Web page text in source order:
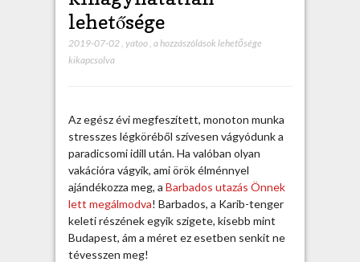
lehetősége
2019-07-02, yatoo, A
a
d
o
s
u
t
a
z
a hozzászólások lehetősége
kikapcsolva
Az egész évi megfeszített, monoton munka
stresszes légköréből szívesen vágyódunk a
paradicsomi idill után. Ha valóban olyan
vakációra vágyik, ami örök élménnyel
ajándékozza meg, a Barbados utazás Önnek
lett megálmodva! Barbados, a Karib-tenger
keleti részének egyik szigete, kisebb mint
Budapest, ám a méret ez esetben senkit ne
tévesszen meg!